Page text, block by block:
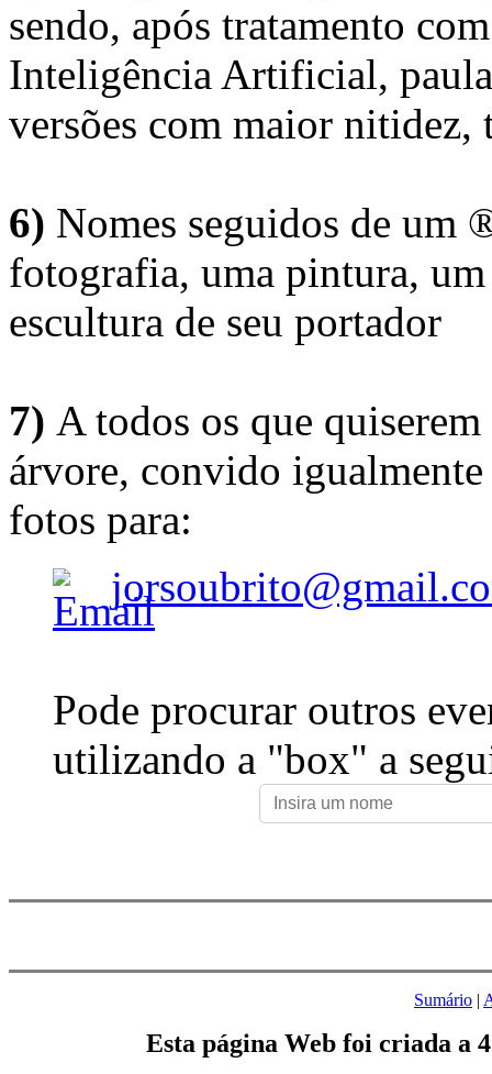
sendo, após tratamento
Inteligência Artificial,
versões com maior nitidez,
6) Nomes seguidos de um
fotografia, uma pintura,
escultura de seu portador
7) A todos os que
árvore, convido
fotos para:
Pode procurar outros
utilizando a "box" a
Sumário |
Esta página Web foi criada a